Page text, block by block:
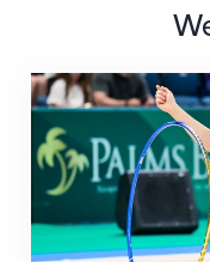
Nächster Halt: